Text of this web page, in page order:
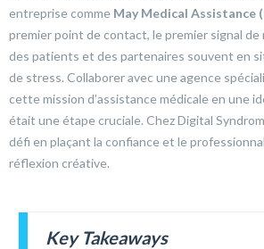
entreprise comme May Medical Assistance
premier point de contact, le premier signal de
des patients et des partenaires souvent en
de stress. Collaborer avec une agence
cette mission d’assistance médicale en une
était une étape cruciale. Chez Digital
défi en plaçant la confiance et le
réflexion créative.
Key Takeaways